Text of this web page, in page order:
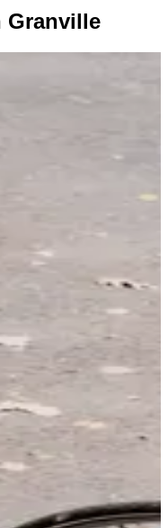
Granville